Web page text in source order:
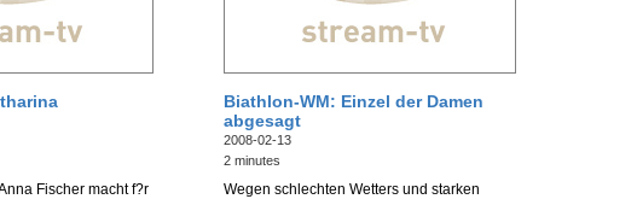
Fischer macht f?r
Biathlon-WM: Einzel der Damen
abgesagt
2008-02-13
2 minutes
Wegen schlechten Wetters und starken